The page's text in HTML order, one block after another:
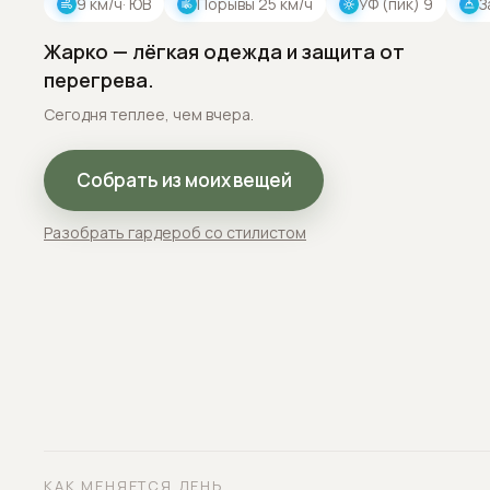
Жарко — лёгкая одежда и защита от
перегрева.
Сегодня теплее, чем вчера.
Собрать из моих вещей
Разобрать гардероб со стилистом
КАК МЕНЯЕТСЯ ДЕНЬ